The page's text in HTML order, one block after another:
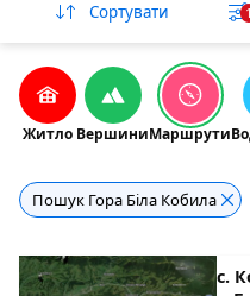
Сортувати 1
Житло ВершиниМаршрути
Пошук Гора Біла Кобила
с.